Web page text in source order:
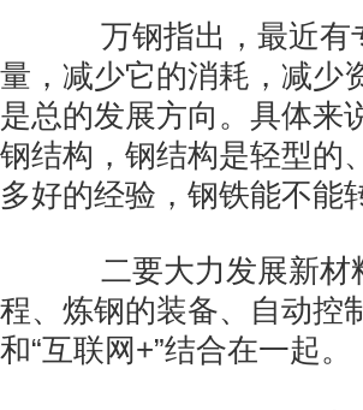
万钢指出，最近有
量，减少它的消耗，减少
是总的发展方向。具体来
钢结构，钢结构是轻型的
多好的经验，钢铁能不能
二要大力发展新材
程、炼钢的装备、自动控
和“互联网+”结合在一起。